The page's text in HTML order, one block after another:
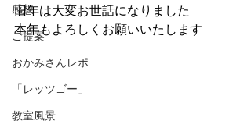
感想
ご提案
おかみさんレポ
「レッツゴー」
教室風景
旧年は大変お世話になりました
本年もよろしくお願いいたします